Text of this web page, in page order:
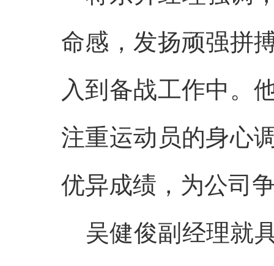
命感，发扬顽强拼
入到备战工作中。
注重运动员的身心
优异成绩，为公司
吴健俊副经理就